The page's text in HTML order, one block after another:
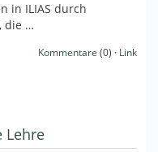
in ILIAS durch
die …
Kommentare (0) · Link
Lehre